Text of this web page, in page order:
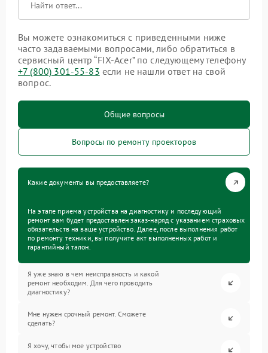
Вы можете ознакомиться с приведенными ниже
часто задаваемыми вопросами, либо обратиться в
сервисный центр “FIX-Acer” по следующему телефону
+7 (800) 301-55-83 если не нашли ответ на свой
вопрос.
Общие вопросы
Вопросы по ремонту проекторов
Какие документы вы предоставляете?
На этапе приема устройства на диагностику и последующий
ремонт вам будет предоставлен заказ-наряд с указанием страховых
обязательств на ваше устройство. Далее, после выполнения работ
по ремонту техники, вы получите акт выполненных работ и
гарантийный талон.
Я уже знаю в чем неисправность и какой
ремонт необходим. Для чего проводить
диагностику?
Мне нужен срочный ремонт. Сможете
сделать?
Я хочу, чтобы мое устройство